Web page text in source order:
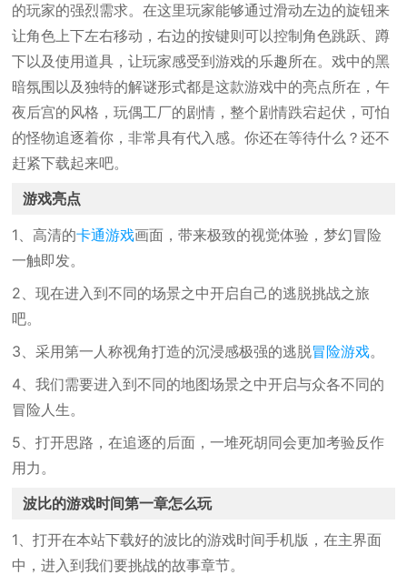
的玩家的强烈需求。在这里玩家能够通过滑动左边的旋钮来
让角色上下左右移动，右边的按键则可以控制角色跳跃、蹲
下以及使用道具，让玩家感受到游戏的乐趣所在。戏中的黑
暗氛围以及独特的解谜形式都是这款游戏中的亮点所在，午
夜后宫的风格，玩偶工厂的剧情，整个剧情跌宕起伏，可怕
的怪物追逐着你，非常具有代入感。你还在等待什么？还不
赶紧下载起来吧。
游戏亮点
1、高清的卡通游戏画面，带来极致的视觉体验，梦幻冒险
一触即发。
2、现在进入到不同的场景之中开启自己的逃脱挑战之旅
吧。
3、采用第一人称视角打造的沉浸感极强的逃脱冒险游戏。
4、我们需要进入到不同的地图场景之中开启与众各不同的
冒险人生。
5、打开思路，在追逐的后面，一堆死胡同会更加考验反作
用力。
波比的游戏时间第一章怎么玩
1、打开在本站下载好的波比的游戏时间手机版，在主界面
中，进入到我们要挑战的故事章节。